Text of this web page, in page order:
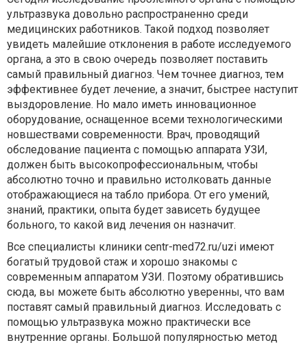
ультразвука довольно распространенно среди
медицинских работников. Такой подход позволяет
увидеть малейшие отклонения в работе исследуемого
органа, а это в свою очередь позволяет поставить
самый правильный диагноз. Чем точнее диагноз, тем
эффективнее будет лечение, а значит, быстрее наступит
выздоровление. Но мало иметь инновационное
оборудование, оснащенное всеми технологическими
новшествами современности. Врач, проводящий
обследование пациента с помощью аппарата УЗИ,
должен быть высокопрофессиональным, чтобы
абсолютно точно и правильно истолковать данные
отображающиеся на табло прибора. От его умений,
знаний, практики, опыта будет зависеть будущее
больного, то какой вид лечения он назначит.
Все специалисты клиники centr-med72.ru/uzi имеют
богатый трудовой стаж и хорошо знакомы с
современным аппаратом УЗИ. Поэтому обратившись
сюда, вы можете быть абсолютно уверенны, что вам
поставят самый правильный диагноз. Исследовать с
помощью ультразвука можно практически все
внутренние органы. Большой популярностью метод